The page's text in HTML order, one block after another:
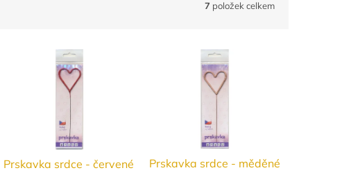
7 položek celkem
Prskavka srdce - červené Prskavka srdce - měděné